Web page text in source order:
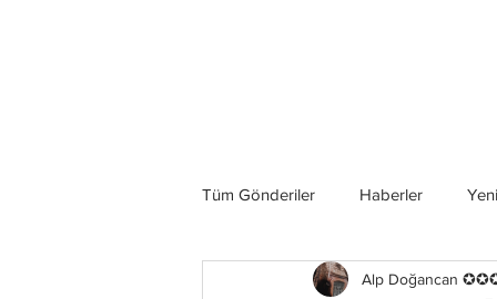
Tüm Gönderiler Haberler
Grup İncelemeleri Konserler
Alp Doğancan